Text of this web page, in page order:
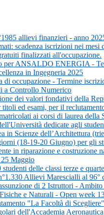
allievi finanzieri - anno
scadenza iscrizioni nei mesi
finalizzati all'occupazione.
per ANSALDO ENERGIA -
in Ingegneria 2025
occupazione - Termine
a Controllo Numerico
dei valori fondativi della
ed esami, per il
ai corsi di laurea della
dedicate agli
in Scienze dell’Architettura
(18-19-20 Giugno) per gli
in riparazione e costruzione
Maggio
delle classi terze e quarte
Allievi Marescialli al
di 2 Istruttori -
e Naturali - Open week
"La Facoltà di
dell'Accademia